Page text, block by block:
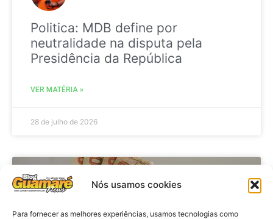
Nós usamos cookies
Para fornecer as melhores experiências, usamos tecnologias como
Politica: MDB define por
neutralidade na disputa pela
Presidência da República
VER MATÉRIA »
28 de julho de 2026